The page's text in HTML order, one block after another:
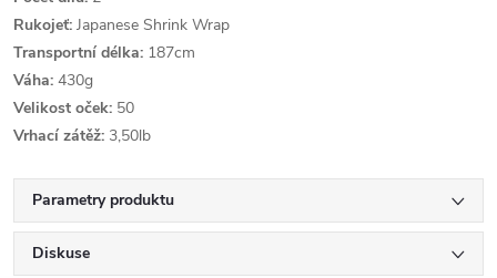
Rukojeť: Japanese Shrink Wrap
Transportní délka: 187cm
Váha: 430g
Velikost oček: 50
Vrhací zátěž: 3,50lb
Parametry produktu
Diskuse